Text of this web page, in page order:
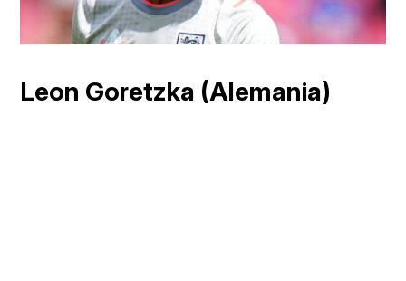
Leon Goretzka (Alemania)